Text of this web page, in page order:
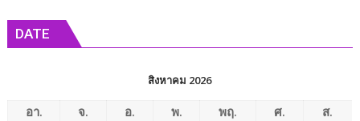
และ
DATE
สิงหาคม 2026
อา. จ. อ. พ. พฤ. ศ.
ส.